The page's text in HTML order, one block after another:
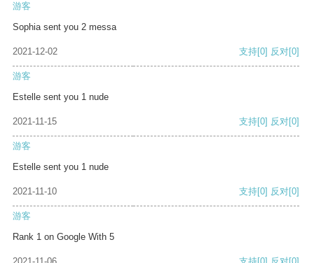
游客
Sophia sent you 2 messa
2021-12-02 支持[0] 反对[0]
游客
Estelle sent you 1 nude
2021-11-15 支持[0] 反对[0]
游客
Estelle sent you 1 nude
2021-11-10 支持[0] 反对[0]
游客
Rank 1 on Google With 5